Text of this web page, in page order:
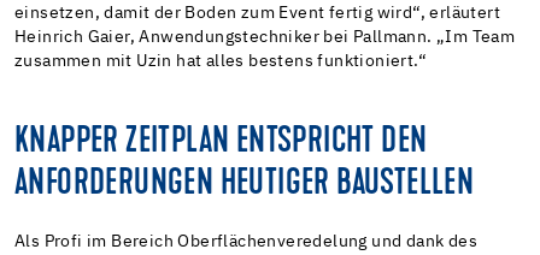
einsetzen, damit der Boden zum Event fertig wird“, erläutert
Heinrich Gaier, Anwendungstechniker bei Pallmann. „Im Team
zusammen mit Uzin hat alles bestens funktioniert.“
KNAPPER ZEITPLAN ENTSPRICHT DEN
ANFORDERUNGEN HEUTIGER BAUSTELLEN
Als Profi im Bereich Oberflächenveredelung und dank des